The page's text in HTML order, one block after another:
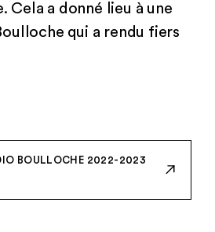
Cela a donné lieu à une
qui a rendu fiers
BOULLOCHE 2022-2023